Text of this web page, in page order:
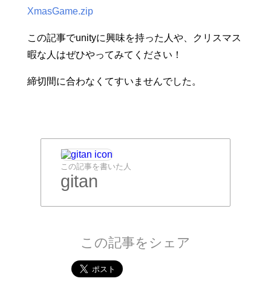
XmasGame.zip
この記事でunityに興味を持った人や、クリスマス
暇な人はぜひやってみてください！
締切間に合わなくてすいませんでした。
この記事を書いた人
gitan
この記事をシェア